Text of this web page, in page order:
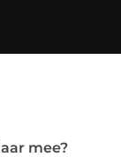
mee?